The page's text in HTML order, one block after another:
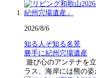
2026/8/6
知る人ぞ知る名景
勝手に紀州穴場遺産
遊び心のアンテナを
ラス、海岸には熊の